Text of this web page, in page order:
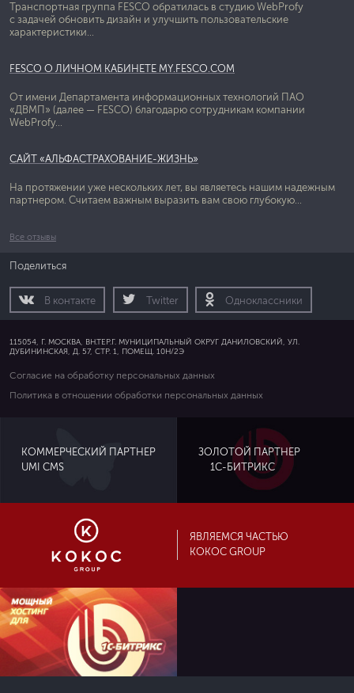
Транспортная группа FESCO обратилась в студию WebProfy
с задачей обновить дизайн и улучшить пользовательские
характеристики...
FESCO О ЛИЧНОМ КАБИНЕТЕ MY.FESCO.COM
От имени Департамента информационных технологий ПАО
«ДВМП» (далее — FESCO) благодарю сотрудникам компании
WebProfy...
САЙТ «АЛЬФАСТРАХОВАНИЕ-ЖИЗНЬ»
На протяжении уже нескольких лет, вы являетесь нашим надежным
партнером. Считаем важным выразить вам свою глубокую...
Все отзывы
Поделиться
В контакте Twitter Одноклассники
115054, Г. МОСКВА, ВН.ТЕР.Г. МУНИЦИПАЛЬНЫЙ ОКРУГ ДАНИЛОВСКИЙ, УЛ.
ДУБИНИНСКАЯ, Д. 57, СТР. 1, ПОМЕЩ. 10Н/2Э
Согласие на обработку персональных данных
Политика в отношении обработки персональных данных
КОММЕРЧЕСКИЙ ПАРТНЕР
UMI CMS
ЗОЛОТОЙ ПАРТНЕР
1С-БИТРИКС
ЯВЛЯЕМСЯ ЧАСТЬЮ
KOKOC GROUP